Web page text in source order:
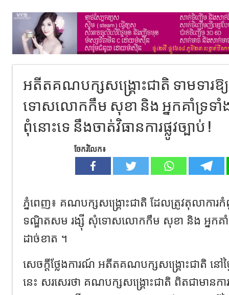
អតីត​គណបក្ស​សង្គ្រោះ​ជាតិ​ ទាមទារ​
ទោស​លោក​កឹម​ សុខា​ និង​ អ្នក​គាំទ្រ​ទាំ
ពុំ​នោះ​ទេ​ នឹង​ចាត់​វិធានការ​ផ្លូវ​ច្បាប់​ !
ចែករំលែក៖
ភ្នំពេញ​៖​ គណបក្ស​សង្គ្រោះ​ជាតិ​ ដែល​ត្រូវ​តុលាកា
ទណ្ឌិត​សម​ រង្ស៊ី​ សុំទោស​លោក​កឹម​ សុខា​ និង​ អ្នក​គ
ដាច់ខាត​ ។
សេចក្ដី​ថ្លែង​ការណ៍​ អតីត​គណបក្ស​សង្គ្រោះ​ជាតិ​ នៅ​ថ្ង
នេះ​ សរសេរ​ថា​ គណបក្ស​សង្គ្រោះ​ជាតិ​ ពិត​ជា​មានកា